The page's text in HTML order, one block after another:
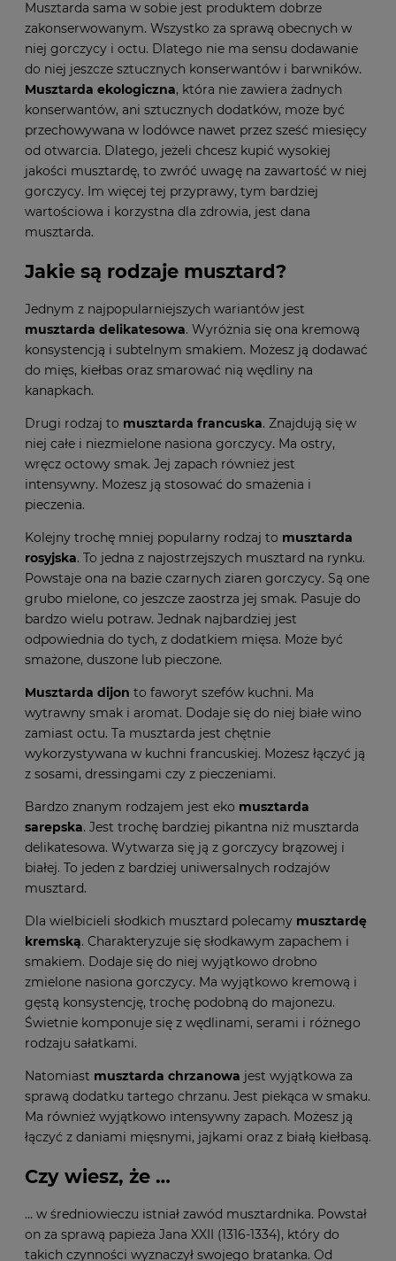
Musztarda sama w sobie jest produktem dobrze
zakonserwowanym. Wszystko za sprawą obecnych w
niej gorczycy i octu. Dlatego nie ma sensu dodawanie
do niej jeszcze sztucznych konserwantów i barwników.
Musztarda ekologiczna, która nie zawiera żadnych
konserwantów, ani sztucznych dodatków, może być
przechowywana w lodówce nawet przez sześć miesięcy
od otwarcia. Dlatego, jeżeli chcesz kupić wysokiej
jakości musztardę, to zwróć uwagę na zawartość w niej
gorczycy. Im więcej tej przyprawy, tym bardziej
wartościowa i korzystna dla zdrowia, jest dana
musztarda.
Jakie są rodzaje musztard?
Jednym z najpopularniejszych wariantów jest
musztarda delikatesowa. Wyróżnia się ona kremową
konsystencją i subtelnym smakiem. Możesz ją dodawać
do mięs, kiełbas oraz smarować nią wędliny na
kanapkach.
Drugi rodzaj to musztarda francuska. Znajdują się w
niej całe i niezmielone nasiona gorczycy. Ma ostry,
wręcz octowy smak. Jej zapach również jest
intensywny. Możesz ją stosować do smażenia i
pieczenia.
Kolejny trochę mniej popularny rodzaj to musztarda
rosyjska. To jedna z najostrzejszych musztard na rynku.
Powstaje ona na bazie czarnych ziaren gorczycy. Są one
grubo mielone, co jeszcze zaostrza jej smak. Pasuje do
bardzo wielu potraw. Jednak najbardziej jest
odpowiednia do tych, z dodatkiem mięsa. Może być
smażone, duszone lub pieczone.
Musztarda dijon to faworyt szefów kuchni. Ma
wytrawny smak i aromat. Dodaje się do niej białe wino
zamiast octu. Ta musztarda jest chętnie
wykorzystywana w kuchni francuskiej. Możesz łączyć ją
z sosami, dressingami czy z pieczeniami.
Bardzo znanym rodzajem jest eko musztarda
sarepska. Jest trochę bardziej pikantna niż musztarda
delikatesowa. Wytwarza się ją z gorczycy brązowej i
białej. To jeden z bardziej uniwersalnych rodzajów
musztard.
Dla wielbicieli słodkich musztard polecamy musztardę
kremską. Charakteryzuje się słodkawym zapachem i
smakiem. Dodaje się do niej wyjątkowo drobno
zmielone nasiona gorczycy. Ma wyjątkowo kremową i
gęstą konsystencję, trochę podobną do majonezu.
Świetnie komponuje się z wędlinami, serami i różnego
rodzaju sałatkami.
Natomiast musztarda chrzanowa jest wyjątkowa za
sprawą dodatku tartego chrzanu. Jest piekąca w smaku.
Ma również wyjątkowo intensywny zapach. Możesz ją
łączyć z daniami mięsnymi, jajkami oraz z białą kiełbasą.
Czy wiesz, że …
… w średniowieczu istniał zawód musztardnika. Powstał
on za sprawą papieża Jana XXII (1316-1334), który do
takich czynności wyznaczył swojego bratanka. Od